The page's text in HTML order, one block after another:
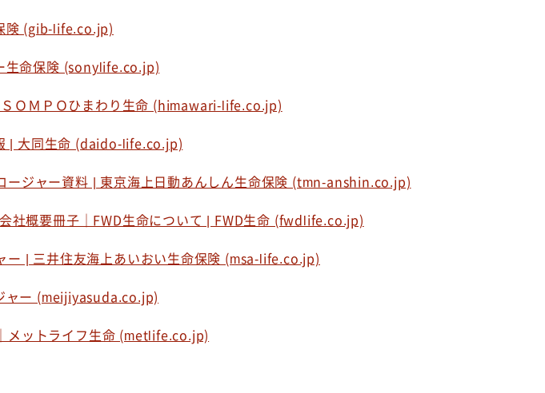
険 (gib-life.co.jp)
生命保険 (sonylife.co.jp)
ＯＭＰＯひまわり生命 (himawari-life.co.jp)
| 大同生命 (daido-life.co.jp)
ージャー資料 | 東京海上日動あんしん生命保険 (tmn-anshin.co.jp)
社概要冊子｜FWD生命について | FWD生命 (fwdlife.co.jp)
ー | 三井住友海上あいおい生命保険 (msa-life.co.jp)
ャー (meijiyasuda.co.jp)
メットライフ生命 (metlife.co.jp)